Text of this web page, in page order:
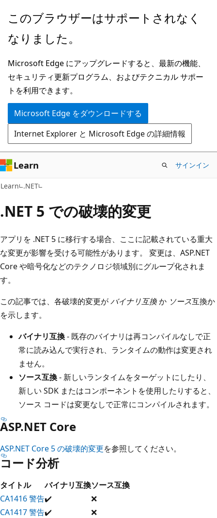
メ
ン
ン
テ
ン
ツ
に
ス
キ
ッ
プ
このブラウザーはサポートされなく
なりました。
Microsoft Edge にアップグレードすると、最新の機能、
セキュリティ更新プログラム、およびテクニカル サポー
トを利用できます。
Microsoft Edge をダウンロードする
Internet Explorer と Microsoft Edge の詳細情報
Learn サインイン
Learn .NET
.NET 5 での破壊的変更
アプリを .NET 5 に移行する場合、ここに記載されている重大
な変更が影響を受ける可能性があります。 変更は、ASP.NET
Core や暗号化などのテクノロジ領域別にグループ化されま
す。
この記事では、各破壊的変更がバイナリ互換か ソース互換か
を示します。
バイナリ互換- 既存のバイナリは再コンパイルなしで正
常に読み込んで実行され、ランタイムの動作は変更され
ません。
ソース互換- 新しいランタイムをターゲットにしたり、
新しい SDK またはコンポーネントを使用したりすると、
ソース コードは変更なしで正常にコンパイルされます。
ASP.NET Core
ASP.NET Core 5 の破壊的変更を参照してください。
コード分析
タイトル バイナリ互換ソース互換
CA1416 警告✔️
❌
CA1417 警告✔️
❌